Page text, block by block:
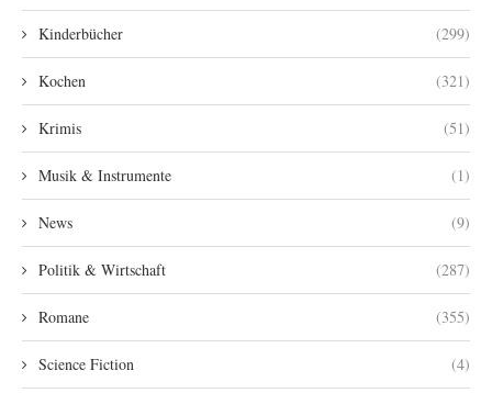
Kinderbücher (299)
Kochen (321)
Krimis (51)
Musik & Instrumente (1)
News (9)
Politik & Wirtschaft (287)
Romane (355)
Science Fiction (4)